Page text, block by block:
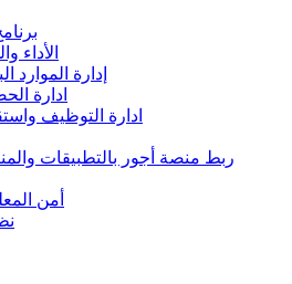
الأداء
إدارة الموارد
ادارة
ادارة التوظيف
ربط منصة أجور بالتطبيقات
أمن